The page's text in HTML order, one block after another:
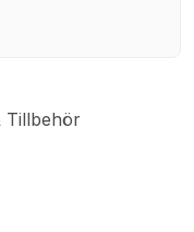
Tillbehör